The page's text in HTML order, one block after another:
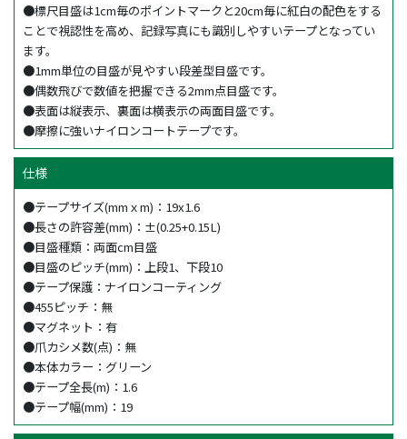
●標尺目盛は1cm毎のポイントマークと20cm毎に紅白の配色をする
ことで視認性を高め、記録写真にも識別しやすいテープとなってい
ます。
●1mm単位の目盛が見やすい段差型目盛です。
●偶数飛びで数値を把握できる2mm点目盛です。
●表面は縦表示、裏面は横表示の両面目盛です。
●摩擦に強いナイロンコートテープです。
仕様
●テープサイズ(mmｘm)：19x1.6
●長さの許容差(mm)：±(0.25+0.15L)
●目盛種類：両面cm目盛
●目盛のピッチ(mm)：上段1、下段10
●テープ保護：ナイロンコーティング
●455ピッチ：無
●マグネット：有
●爪カシメ数(点)：無
●本体カラー：グリーン
●テープ全長(m)：1.6
●テープ幅(mm)：19